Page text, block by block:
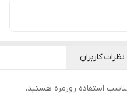
نظرات کاربران
استفاده روزمره هستید،